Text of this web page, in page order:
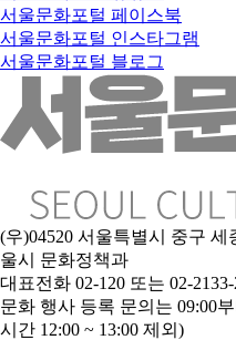
서울문화포털 페이스북
서울문화포털 인스타그램
서울문화포털 블로그
(우)04520 서울특별시 중구
울시 문화정책과
대표전화 02-120 또는 02-
문화 행사 등록 문의는 09:00
시간 12:00 ~ 13:00 제외)